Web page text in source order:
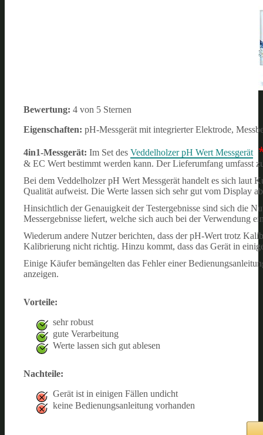
Bewertung: 4 von 5 Sternen
Eigenschaften: pH-Messgerät mit integrierter Elektrode,
4in1-Messgerät: Im Set des Veddelholzer pH Wert Messgerät
& EC Wert bestimmt werden kann. Der Lieferumfang umfasst
Bei dem Veddelholzer pH Wert Messgerät handelt es sich laut
Qualität aufweist. Die Werte lassen sich sehr gut vom Display
Hinsichtlich der Genauigkeit der Testergebnisse sind sich die
Messergebnisse liefert, welche sich auch bei der Verwendung
Wiederum andere Nutzer berichten, dass der pH-Wert trotz
Kalibrierung nicht richtig. Hinzu kommt, dass das Gerät in
Einige Käufer bemängelten das Fehler einer
anzeigen.
Vorteile:
sehr robust
gute Verarbeitung
Werte lassen sich gut ablesen
Nachteile:
Gerät ist in einigen Fällen undicht
keine Bedienungsanleitung vorhanden